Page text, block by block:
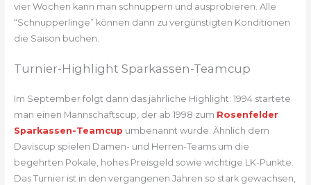
vier Wochen kann man schnuppern und ausprobieren. Alle
“Schnupperlinge” können dann zu vergünstigten Konditionen
die Saison buchen.
Turnier-Highlight Sparkassen-Teamcup
Im September folgt dann das jährliche Highlight: 1994 startete
man einen Mannschaftscup, der ab 1998 zum Rosenfelder
Sparkassen-Teamcup umbenannt wurde. Ähnlich dem
Daviscup spielen Damen- und Herren-Teams um die
begehrten Pokale, hohes Preisgeld sowie wichtige LK-Punkte.
Das Turnier ist in den vergangenen Jahren so stark gewachsen,